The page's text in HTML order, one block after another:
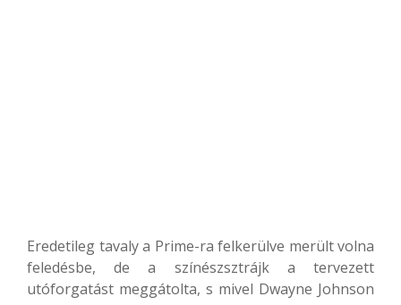
Eredetileg tavaly a Prime-ra felkerülve merült volna
feledésbe, de a színészsztrájk a tervezett
utóforgatást meggátolta, s mivel Dwayne Johnson